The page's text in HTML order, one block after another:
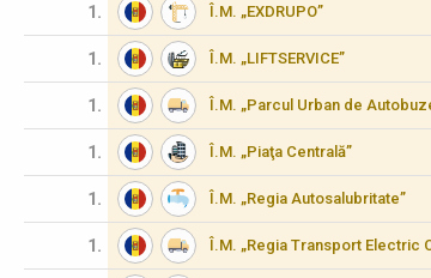
1. Î.M. „EXDRUPO”
1. Î.M. „LIFTSERVICE”
1. Î.M. „Parcul Urban de
1. Î.M. „Piaţa Centrală”
1. Î.M. „Regia Autosalubritate”
1. Î.M. „Regia Transport Electric